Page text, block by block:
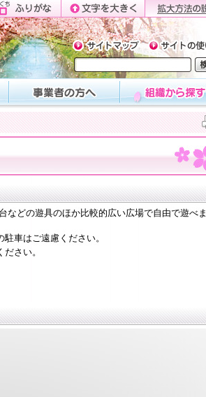
どの遊具のほか比較的広い広場で自由で遊べま
はご遠慮ください。
さい。